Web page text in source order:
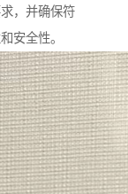
，并确保符
安全性。